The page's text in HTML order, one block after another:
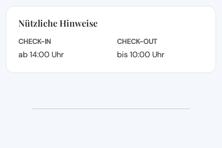
Nützliche Hinweise
CHECK-IN
ab 14:00 Uhr
CHECK-OUT
bis 10:00 Uhr